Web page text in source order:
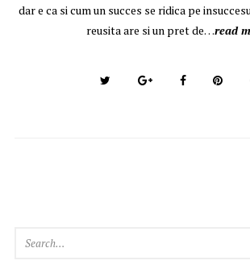
dar e ca si cum un succes se ridica pe
reusita are si un pret de…read